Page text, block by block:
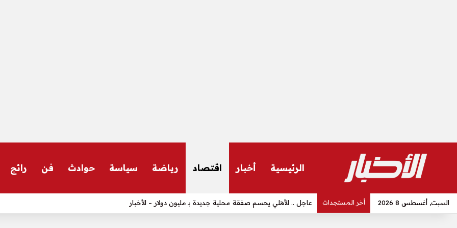
الرئيسية أخبار اقتصاد رياضة سياسة حوادث فن رائج
السبت, أغسطس 8 2026 أخر المستجدات الاهلي يوقع مع ثنائي جديد.. تحرك عاجل – الأخبار